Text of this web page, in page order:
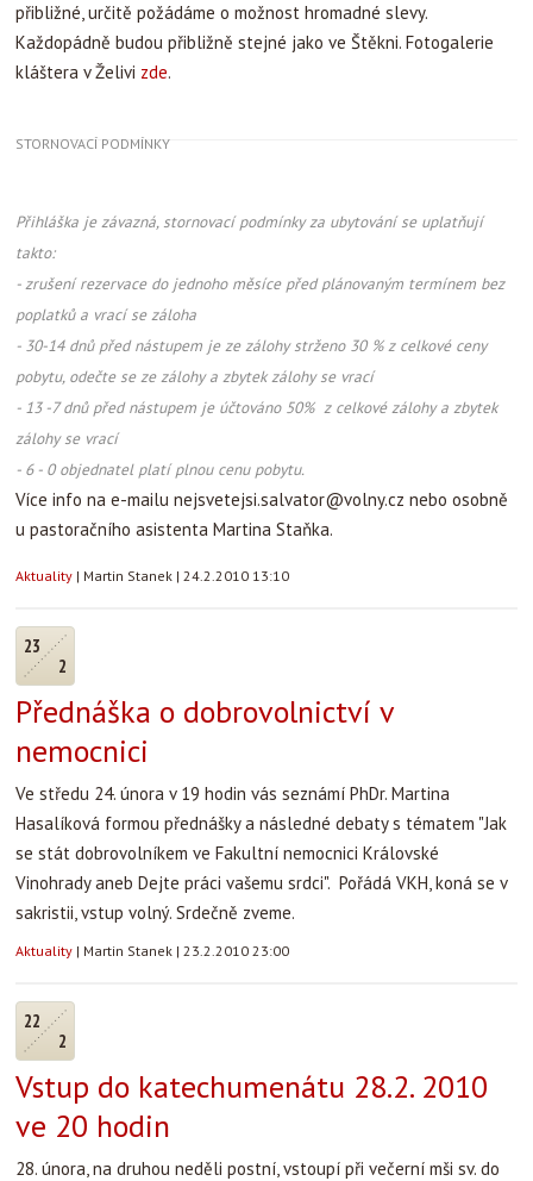
přibližné, určitě požádáme o možnost hromadné slevy.
Každopádně budou přibližně stejné jako ve Štěkni. Fotogalerie
kláštera v Želivi zde.
STORNOVACÍ PODMÍNKY
Přihláška je závazná, stornovací podmínky za ubytování se uplatňují
takto:
- zrušení rezervace do jednoho měsíce před plánovaným termínem bez
poplatků a vrací se záloha
- 30-14 dnů před nástupem je ze zálohy strženo 30 % z celkové ceny
pobytu, odečte se ze zálohy a zbytek zálohy se vrací
- 13 -7 dnů před nástupem je účtováno 50% z celkové zálohy a zbytek
zálohy se vrací
- 6 - 0 objednatel platí plnou cenu pobytu.
Více info na e-mailu nejsvetejsi.salvator@volny.cz nebo osobně
u pastoračního asistenta Martina Staňka.
Aktuality | Martin Stanek | 24.2.2010 13:10
23
2
Přednáška o dobrovolnictví v
nemocnici
Ve středu 24. února v 19 hodin vás seznámí PhDr. Martina
Hasalíková formou přednášky a následné debaty s tématem "Jak
se stát dobrovolníkem ve Fakultní nemocnici Královské
Vinohrady aneb Dejte práci vašemu srdci". Pořádá VKH, koná se v
sakristii, vstup volný. Srdečně zveme.
Aktuality | Martin Stanek | 23.2.2010 23:00
22
2
Vstup do katechumenátu 28.2. 2010
ve 20 hodin
28. února, na druhou neděli postní, vstoupí při večerní mši sv. do